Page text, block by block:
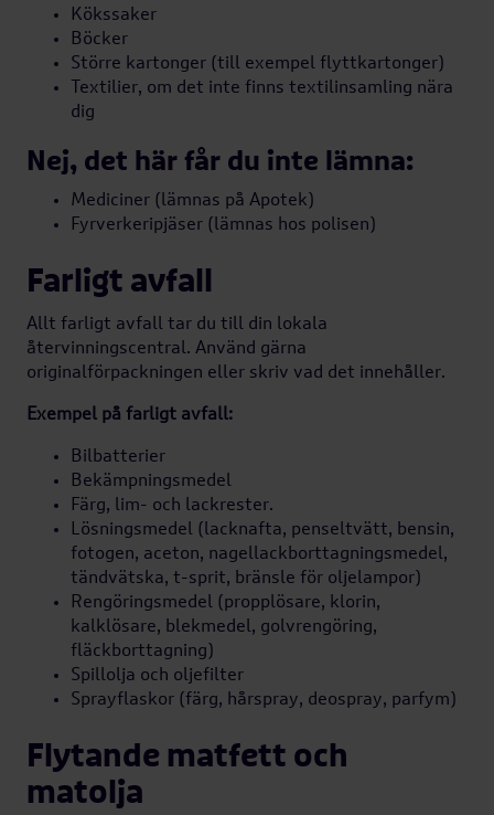
Kökssaker
Böcker
Större kartonger (till exempel flyttkartonger)
Textilier, om det inte finns textilinsamling nära
dig
Nej, det här får du inte lämna:
Mediciner (lämnas på Apotek)
Fyrverkeripjäser (lämnas hos polisen)
Farligt avfall
Allt farligt avfall tar du till din lokala
återvinningscentral. Använd gärna
originalförpackningen eller skriv vad det innehåller.
Exempel på farligt avfall:
Bilbatterier
Bekämpningsmedel
Färg, lim- och lackrester.
Lösningsmedel (lacknafta, penseltvätt, bensin,
fotogen, aceton, nagellackborttagningsmedel,
tändvätska, t-sprit, bränsle för oljelampor)
Rengöringsmedel (propplösare, klorin,
kalklösare, blekmedel, golvrengöring,
fläckborttagning)
Spillolja och oljefilter
Sprayflaskor (färg, hårspray, deospray, parfym)
Flytande matfett och
matolja